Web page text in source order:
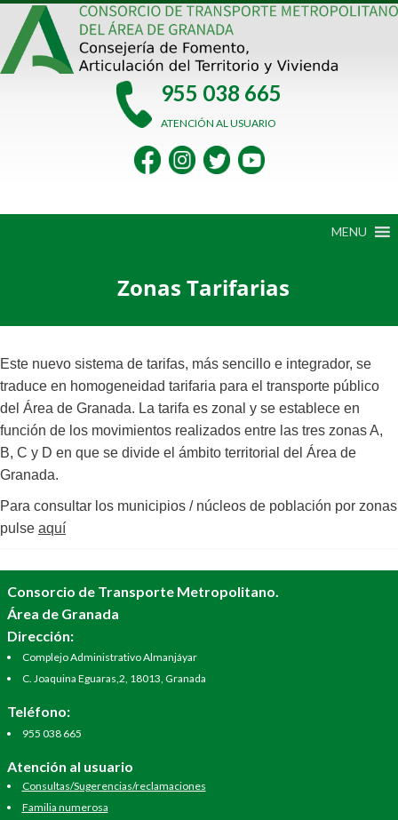
Saltar
contenido
955 038 665
ATENCIÓN AL USUARIO
MENU
Zonas Tarifarias
Este nuevo sistema de tarifas, más sencillo e integrador, se
traduce en homogeneidad tarifaria para el transporte público
del Área de Granada. La tarifa es zonal y se establece en
función de los movimientos realizados entre las tres zonas A,
B, C y D en que se divide el ámbito territorial del Área de
Granada.
Para consultar los municipios / núcleos de población por zonas
pulse aquí
Consorcio de Transporte Metropolitano.
Área de Granada
Dirección:
Complejo Administrativo Almanjáyar
C. Joaquina Eguaras,2, 18013, Granada
Teléfono:
955 038 665
Atención al usuario
Consultas/Sugerencias/reclamaciones
Familia numerosa